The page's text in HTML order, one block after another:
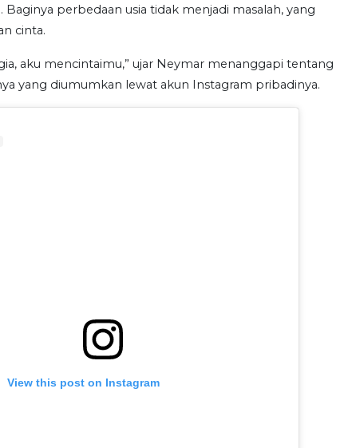
perbedaan usia tidak menjadi masalah, yang
cinta.
aku mencintaimu,” ujar Neymar menanggapi tentang
yang diumumkan lewat akun Instagram pribadinya.
View this post on Instagram